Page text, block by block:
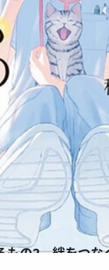
もの2 絆をつな